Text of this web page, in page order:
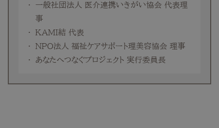
一般社団法人 医介連携いきがい協会 代表理
事
KAMI結 代表
NPO法人 福祉ケアサポート理美容協会 理事
あなたへつなぐプロジェクト 実行委員長